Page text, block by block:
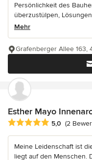
Persönlichkeit des
überzustülpen,
Mehr
Grafenberger Allee 163,
Esther Mayo
Durchschnittliche
5,0 (2
Meine Leidenschaft ist
liegt auf den Menschen.